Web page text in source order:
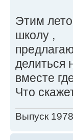
Этим
школу ,
делиться
вместе
Что
Выпуск